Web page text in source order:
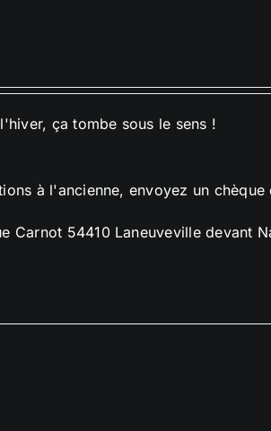
ça tombe sous le sens !
à l'ancienne, envoyez un chèque
Carnot 54410 Laneuveville devant